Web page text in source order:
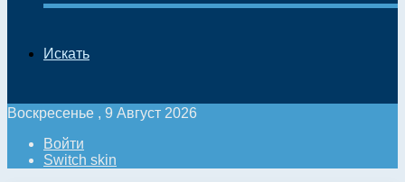
Искать
Воскресенье , 9 Август 2026
Войти
Switch skin